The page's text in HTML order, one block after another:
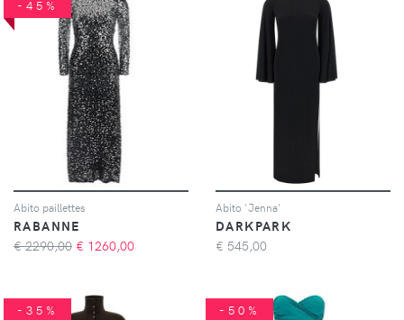
-45%
Abito paillettes
RABANNE
€ 2290,00 € 1260,00
Abito 'Jenna'
DARKPARK
€ 545,00
-35% -50%